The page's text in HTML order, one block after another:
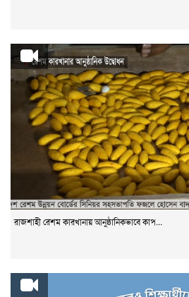
রাজশাহী রেশম কারখানায় আনুষ্ঠানিকভাবে কাপ...